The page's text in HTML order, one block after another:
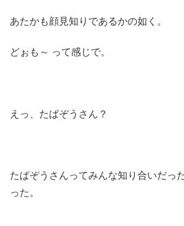
あたかも顔見知りであるかの如く。
どぉも～ って感じで。
えっ、たぱぞうさん？
たぱぞうさんってみんな知り合いだ
った。